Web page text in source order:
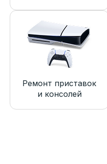
Ремонт приставок
и консолей